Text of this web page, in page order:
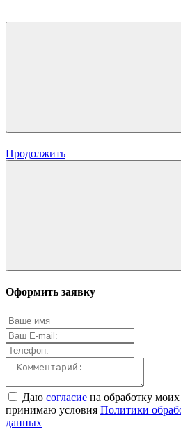
Продолжить
Оформить заявку
Даю согласие на обработку
принимаю условия Политики
данных